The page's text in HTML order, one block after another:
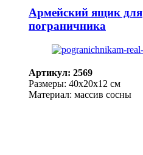
Армейский ящик для
пограничника
Артикул: 2569
Размеры: 40х20х12 см
Материал: массив сосны